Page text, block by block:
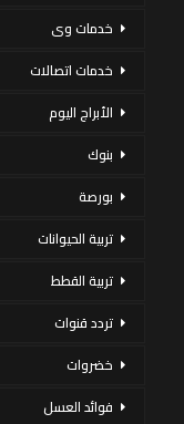
خدمات وى
خدمات اتصالات
الأبراج اليوم
بنوك
بورصة
تربية الحيوانات
تربية القطط
تردد قنوات
خضروات
فوائد العسل